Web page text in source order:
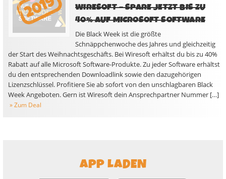
IRESOFT – SPARE JETZT BIS ZU 4
0% AUF MICROSOFT SOFTWARE
Die Black Week ist die größte
Schnäppchenwoche des Jahres und gleichzeitig
der Start des Weihnachtsgeschäfts. Bei Wiresoft erhältst du bis zu 40%
Rabatt auf alle Microsoft Software-Produkte. Zu jeder Software erhältst
du den entsprechenden Downloadlink sowie den dazugehörigen
Lizenzschlüssel. Profitiere Sie ab sofort von den unschlagbaren Black
Week Angeboten. Gern ist Wiresoft dein Ansprechpartner Nummer […]
» Zum Deal
APP LADEN